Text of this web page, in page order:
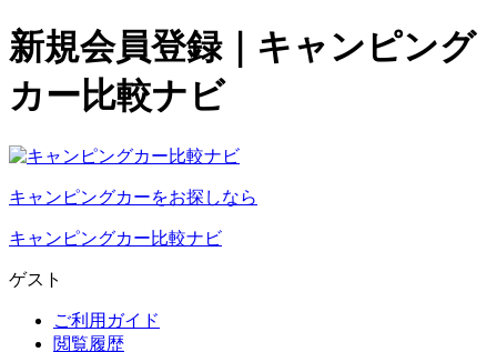
新規会員登録｜キャンピング
カー比較ナビ
キャンピングカーをお探しなら
キャンピングカー比較ナビ
ゲスト
ご利用ガイド
閲覧履歴